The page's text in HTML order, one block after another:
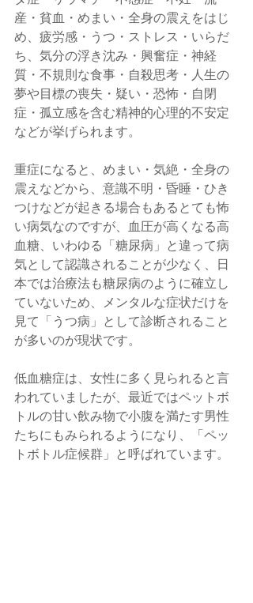
産・貧血・めまい・全身の震えをはじ
め、疲労感・うつ・ストレス・いらだ
ち、気分の浮き沈み・興奮症・神経
質・不規則な食事・自殺思考・人生の
夢や目標の喪失・疑い・恐怖・自閉
症・孤立感を含む精神的心理的不安定
などが挙げられます。
重症になると、めまい・気絶・全身の
震えなどから、意識不明・昏睡・ひき
つけなどが起きる場合もあるとても怖
い病気なのですが、血圧が高くなる高
血糖、いわゆる「糖尿病」と違って病
気として認識されることが少なく、日
本では治療法も糖尿病のように確立し
ていないため、メンタルな症状だけを
見て「うつ病」として診断されること
が多いのが現状です。
低血糖症は、女性に多く見られると言
われていましたが、最近ではペットボ
トルの甘い飲み物で小腹を満たす男性
たちにもみられるようになり、「ペッ
トボトル症候群」と呼ばれています。